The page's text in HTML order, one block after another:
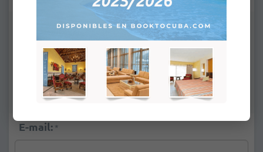
Enfants (chambre partagée avec 2 adultes):
Jusqu'à 2 ans: gratuit
1 enfant de moins de 13 ans:+$US39.00
2 enfants de moins de 13 ans:+$US78.00
E-mail: *